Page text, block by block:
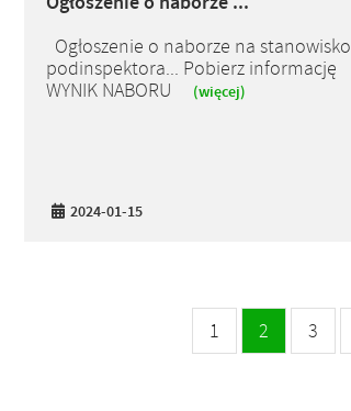
Ogłoszenie o naborze na stanowisko
podinspektora... Pobierz informację
WYNIK NABORU
(więcej)
2024-01-15
1 2 3